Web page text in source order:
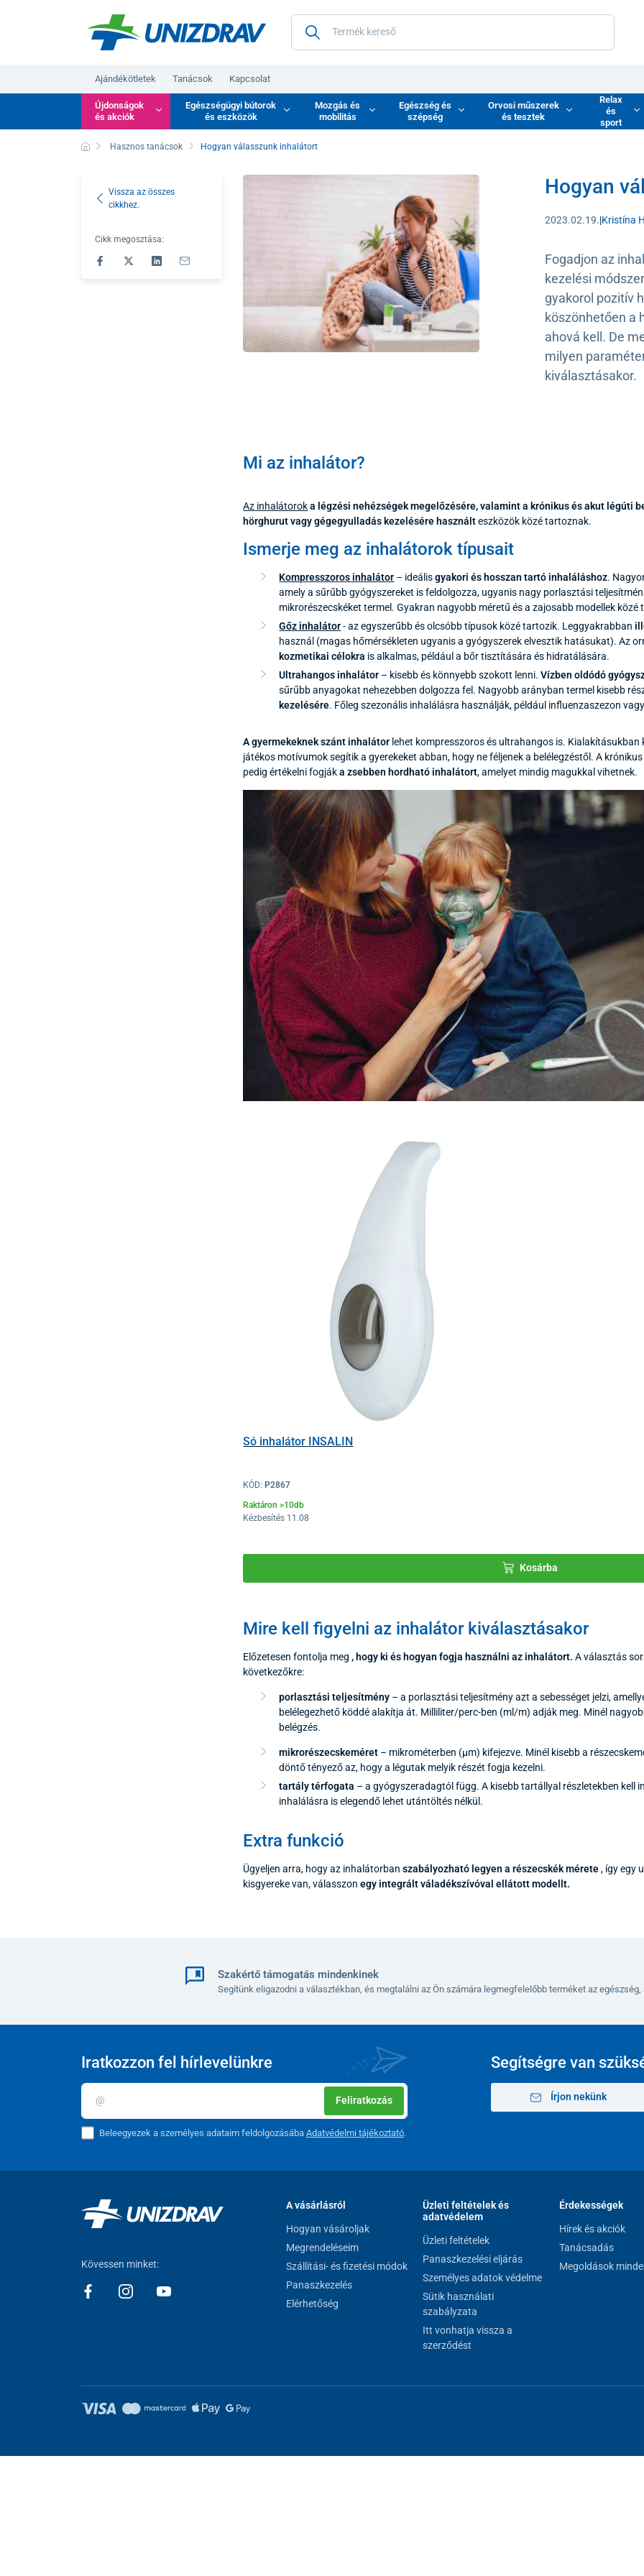
Ajándékötletek Tanácsok Kapcsolat
Újdonságok
és akciók
Egészségügyi bútorok
és eszközök
Mozgás és
mobilitás
Egészség és
szépség
Orvosi műszerek
és tesztek
Relax
és
sport
Hasznos tanácsok Hogyan válasszunk inhalátort
Vissza az összes
cikkhez.
Cikk megosztása:
Hogyan
2023.02.19.|Kristína
Fogadjon az
kezelési
gyakorol pozitív
köszönhetően a
ahová kell. De
milyen
kiválasztásakor.
Mi az inhalátor?
Az inhalátorok a légzési nehézségek megelőzésére, valamint a krónikus és akut légúti
hörghurut vagy gégegyulladás kezelésére használteszközök közé tartoznak.
Ismerje meg az inhalátorok típusait
Kompresszoros inhalátor – ideálisgyakori és hosszan tartó inhaláláshoz.
amely a sűrűbb gyógyszereket is feldolgozza, ugyanis nagy porlasztási
mikrorészecskéket termel. Gyakran nagyobb méretű és a zajosabb modellek közé
Gőz inhalátor- az egyszerűbb és olcsóbb típusok közé tartozik. Leggyakrabban
használ (magas hőmérsékleten ugyanis a gyógyszerek elvesztik hatásukat). Az
kozmetikai célokra is alkalmas, például a bőr tisztítására és hidratálására.
Ultrahangos inhalátor – kisebb és könnyebb szokott lenni.Vízben oldódó
sűrűbb anyagokat nehezebben dolgozza fel. Nagyobb arányban termel kisebb
kezelésére. Főleg szezonális inhalálásra használják, például influenzaszezon
A gyermekeknek szánt inhalátor lehet kompresszoros és ultrahangos is.
játékos motívumok segítik a gyerekeket abban, hogy ne féljenek a belélegzéstől. A
pedig értékelni fogjáka zsebben hordható inhalátort, amelyet mindig magukkal vihetnek.
Só inhalátor INSALIN
KÓD:P2867
Raktáron >10db
Kézbesítés 11.08
Kosárba
Mire kell figyelni az inhalátor kiválasztásakor
Előzetesen fontolja meg , hogy ki és hogyan fogja használni az inhalátort. A választás
következőkre:
porlasztási teljesítmény – a porlasztási teljesítmény azt a sebességet jelzi,
belélegezhető köddé alakítja át. Milliliter/perc-ben (ml/m) adják meg. Minél
belégzés.
mikrorészecskeméret – mikrométerben (µm) kifejezve. Minél kisebb a
döntő tényező az, hogy a légutak melyik részét fogja kezelni.
tartály térfogata – a gyógyszeradagtól függ. A kisebb tartállyal részletekben kell
inhalálásra is elegendő lehet utántöltés nélkül.
Extra funkció
Ügyeljen arra, hogy az inhalátorbanszabályozható legyen a részecskék mérete, így egy
kisgyereke van, válasszonegy integrált váladékszívóval ellátott modellt.
Szakértő támogatás mindenkinek
Segítünk eligazodni a választékban, és megtalálni az Ön számára legmegfelelőbb terméket az
Segítségre van
Írjon nekünk
Iratkozzon fel hírlevelünkre
Feliratkozás
Beleegyezek a személyes adataim feldolgozásába Adatvédelmi tájékoztató.
Kövessen minket:
A vásárlásról
Hogyan vásároljak
Megrendeléseim
Szállítási- és fizetési módok
Panaszkezelés
Elérhetőség
Üzleti feltételek és
adatvédelem
Üzleti feltételek
Panaszkezelési eljárás
Személyes adatok védelme
Sütik használati
szabályzata
Itt vonhatja vissza a
szerződést
Érdekességek
Hírek és akciók
Tanácsadás
Megoldások